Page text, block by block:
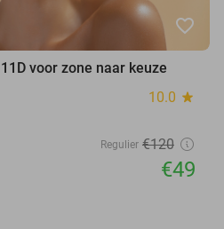
favorite_border
voor zone naar keuze
10.0 star
Regulier €120
€49